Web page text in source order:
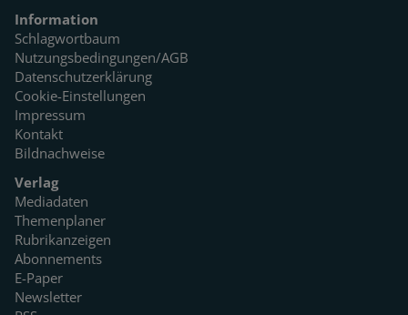
Information
Schlagwortbaum
Nutzungsbedingungen/AGB
Datenschutzerklärung
Cookie-Einstellungen
Impressum
Kontakt
Bildnachweise
Verlag
Mediadaten
Themenplaner
Rubrikanzeigen
Abonnements
E-Paper
Newsletter